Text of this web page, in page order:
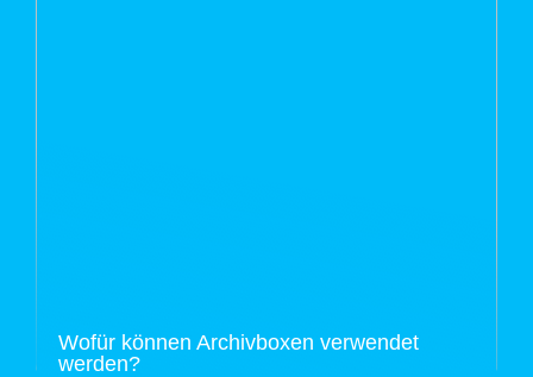
Wofür können Archivboxen verwendet
werden?